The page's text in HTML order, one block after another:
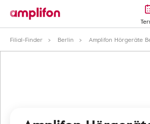
Filial-Finder
Berlin Amplifon Hörgeräte